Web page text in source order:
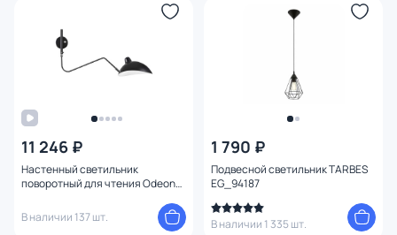
11 246 ₽
Настенный светильник
поворотный для чтения Odeon
В наличии 137 шт.
1 790 ₽
Подвесной светильник TARBES
EG_94187
В наличии 1 335 шт.